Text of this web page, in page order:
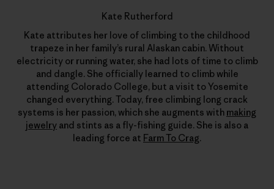
Kate Rutherford
Kate attributes her love of climbing to the childhood
trapeze in her family’s rural Alaskan cabin. Without
electricity or running water, she had lots of time to climb
and dangle. She officially learned to climb while
attending Colorado College, but a visit to Yosemite
changed everything. Today, free climbing long crack
systems is her passion, which she augments with making
jewelry and stints as a fly-fishing guide. She is also a
leading force at Farm To Crag.